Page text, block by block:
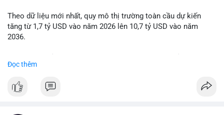
Lời khuyên: Nhà đầu tư nhỏ lẻ nên quan sát thêm 2-4 giờ sau
khi giao dịch được xác nhận, tránh hành động theo cảm xúc.
ưu tiên quản trị rủi ro trong giai đoạn biến động mạnh.
#btcmempool65k
Theo dữ liệu mới nhất, quy mô thị trường toàn cầu dự kiến
tăng từ 1,7 tỷ USD vào năm 2026 lên 10,7 tỷ USD vào năm
2036.
hàng năm (CAGR) ấn tượng lên tới 20,2%.
Điều gì đang thúc đẩy sự tăng trưởng vượt bậc này? Hãy cùng
Đọc thêm